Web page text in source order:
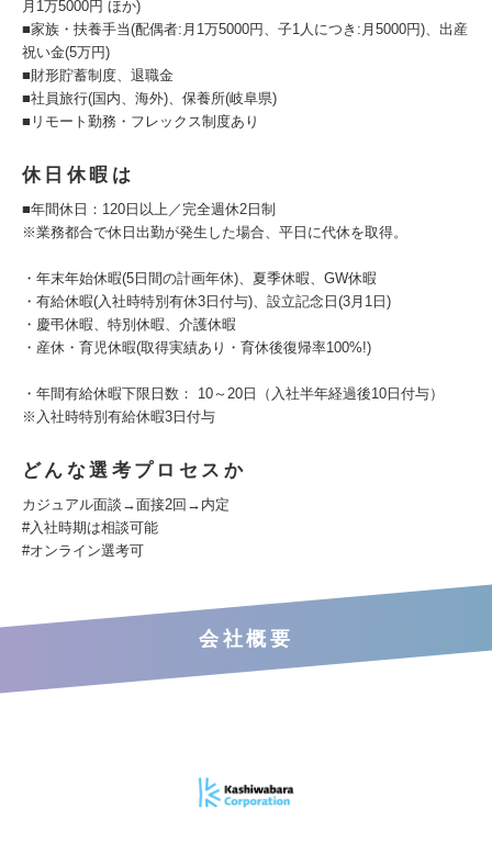
月1万5000円 ほか)
■家族・扶養手当(配偶者:月1万5000円、子1人につき:月5000円)、出産
祝い金(5万円)
■財形貯蓄制度、退職金
■社員旅行(国内、海外)、保養所(岐阜県)
■リモート勤務・フレックス制度あり
休日休暇は
■年間休日：120日以上／完全週休2日制
※業務都合で休日出勤が発生した場合、平日に代休を取得。
・年末年始休暇(5日間の計画年休)、夏季休暇、GW休暇
・有給休暇(入社時特別有休3日付与)、設立記念日(3月1日)
・慶弔休暇、特別休暇、介護休暇
・産休・育児休暇(取得実績あり・育休後復帰率100%!)
・年間有給休暇下限日数： 10～20日（入社半年経過後10日付与）
※入社時特別有給休暇3日付与
どんな選考プロセスか
カジュアル面談→面接2回→内定
#入社時期は相談可能
#オンライン選考可
会社概要